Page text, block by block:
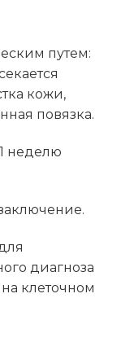
путем:
кожи,
повязка.
неделю
диагноза
на клеточном